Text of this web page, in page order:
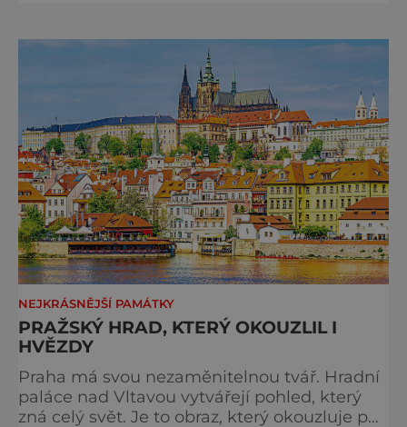
večer plný historie, hudby, tajemství i
dobrodružství pro malé i velké návštěvníky.
Málokdo ví, že dnešní kos
NEJKRÁSNĚJŠÍ PAMÁTKY
PRAŽSKÝ HRAD, KTERÝ OKOUZLIL I
HVĚZDY
Praha má svou nezaměnitelnou tvář. Hradní
paláce nad Vltavou vytvářejí pohled, který
zná celý svět. Je to obraz, který okouzluje po